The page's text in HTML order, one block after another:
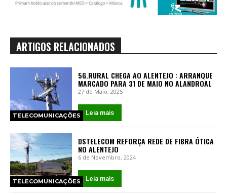
ARTIGOS RELACIONADOS
TELECOMUNICAÇÕES
5G.RURAL CHEGA AO ALENTEJO : ARRANQUE
MARCADO PARA 31 DE MAIO NO ALANDROAL
27 de Maio, 2025
Leia mais
TELECOMUNICAÇÕES
DSTELECOM REFORÇA REDE DE FIBRA ÓTICA
NO ALENTEJO
6 de Novembro, 2024
Leia mais